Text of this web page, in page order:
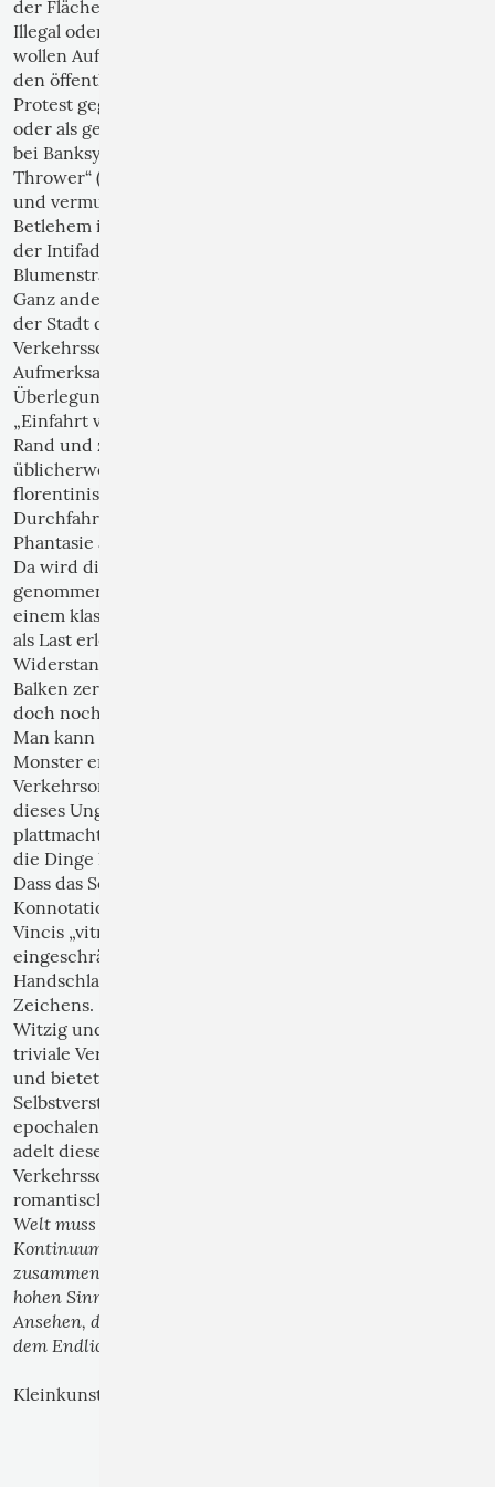
der Flächen erlaubt wird.
Illegal oder nicht – Graffiti oder ähnliche Kunstformen
wollen Aufmerksamkeit erregen und Botschaften in
den öffentlichen Raum tragen: Sei es als bunter
Protest gegen langweilige und sterile Betonflächen
oder als gesellschaftlich und politischer Appell, wie
bei Banksys wohl bekanntestem Werk „Flower
Thrower“ (2005), auf dem ein schwarz gekleideter
und vermummter Aktivist auf einer Häuserwand in
Betlehem in der gewaltig aufgeladenen Atmosphäre
der Intifada statt eines Molotow-Cocktails einen
Blumenstrauß schleudert.
Ganz andere, phantasievolle Botschaften kann man in
der Stadt der großen Kunst, in Florenz, an schlichten
Verkehrsschildern entdecken. Sie erregen
Aufmerksamkeit und regen zu phantasievollen
Überlegungen an. Das triviale Verkehrsschild
„Einfahrt verboten“ (rund, roter Grund mit weißem
Rand und zentralem weißem Querbalken) ordnet
üblicherweise in den engen Straßen der
florentinischen Altstadt die möglichen
Durchfahrtrichtungen. Aber es regt auch die
Phantasie an:
Da wird die behördliche Anordnung „auf die Hörner“
genommen, der gebieterische weiße Balken von
einem klassischen David souverän weggetragen oder
als Last erlebt, die einen niederdrückt und
Widerstand provoziert, indem eine Faust den weißen
Balken zerquetscht oder dreist ein Türchen öffnet,
doch noch einzufahren.
Man kann die städtische Verkehrsplanung auch als ein
Monster erleben, das einen mit den
Verkehrsordnungen mächtig erschreckt, wenn man
dieses Ungeziefer nicht einfach mit der Gitarre
plattmacht oder mit dem Weitblick einer Giraffe über
die Dinge hinwegsieht.
Dass das Schild „Sackgasse“ plötzlich eine religiöse
Konnotation erfährt, überrascht genauso, Leonardo da
Vincis „vitruvianischen Menschen“ im
eingeschränkten Halteverbot oder freundliche
Handschlag in der schrägen Linie eben dieses
Zeichens.
Witzig und phantasievoll macht sich Kleinkunst über
triviale Verordnungen her und amüsiert, protestiert
und bietet ungeahnte Alternativen zum scheinbar
Selbstverständlichen. In der Stadt der großen Kunst,
epochalen Entwicklungen und immensem Reichtum
adelt diese Kunst die Banalität eines schlichten
Verkehrsschildes. Im Alltäglichen entdeckt der
romantische Blick, was Novalis so beschreibt:
Welt muss romantisiert werden, das bedeutet, sie als
Kontinuum wahrzunehmen, in dem alles mit allem
zusammenhängt. Indem ich dem Gemeinen einen
hohen Sinn, dem Gewöhnlichen ein geheimnisvolles
Ansehen, dem Bekannten die Würde des Unbekannten,
dem Endlichen einen unendlichen Schein gebe.“
Kleinkunst ist eben auch Kunst und macht sichtbar.